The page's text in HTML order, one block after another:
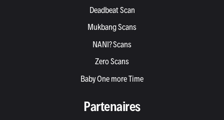
Deadbeat Scan
Mukbang Scans
NANI? Scans
Zero Scans
Baby One more Time
Partenaires